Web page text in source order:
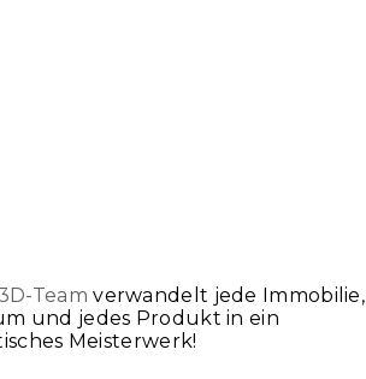
Team verwandelt jede Immobilie,
und jedes Produkt in ein
Meisterwerk!